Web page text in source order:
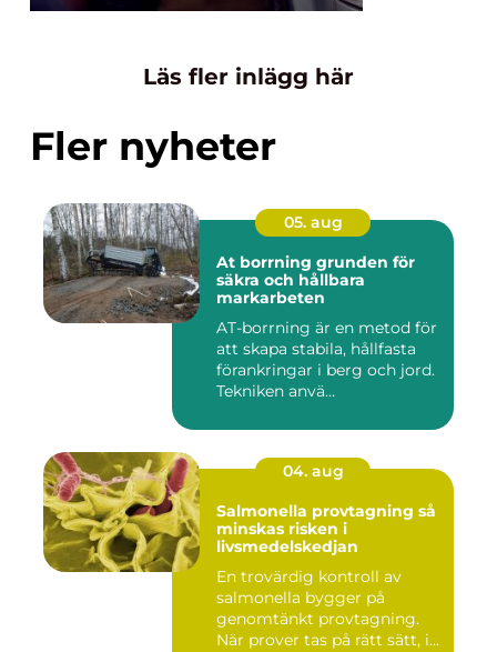
Läs fler inlägg här
Fler nyheter
05. aug
At borrning grunden för
säkra och hållbara
markarbeten
AT-borrning är en metod för
att skapa stabila, hållfasta
förankringar i berg och jord.
Tekniken anvä...
04. aug
Salmonella provtagning så
minskas risken i
livsmedelskedjan
En trovärdig kontroll av
salmonella bygger på
genomtänkt provtagning.
När prover tas på rätt sätt, i...